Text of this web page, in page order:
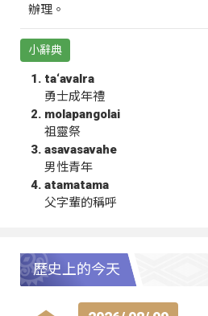
辦理。
小辭典
ta‘avalra
勇士成年禮
molapangolai
祖靈祭
asavasavahe
男性青年
atamatama
父字輩的稱呼
歷史上的今天